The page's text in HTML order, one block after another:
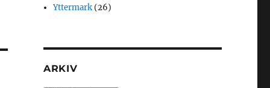
Yttermark (26)
ARKIV